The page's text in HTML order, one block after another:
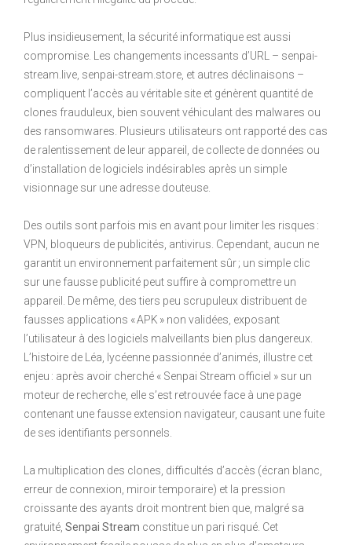
Plus insidieusement, la sécurité informatique est aussi
compromise. Les changements incessants d’URL – senpai-
stream.live, senpai-stream.store, et autres déclinaisons –
compliquent l’accès au véritable site et génèrent quantité de
clones frauduleux, bien souvent véhiculant des malwares ou
des ransomwares. Plusieurs utilisateurs ont rapporté des cas
de ralentissement de leur appareil, de collecte de données ou
d’installation de logiciels indésirables après un simple
visionnage sur une adresse douteuse.
Des outils sont parfois mis en avant pour limiter les risques :
VPN, bloqueurs de publicités, antivirus. Cependant, aucun ne
garantit un environnement parfaitement sûr ; un simple clic
sur une fausse publicité peut suffire à compromettre un
appareil. De même, des tiers peu scrupuleux distribuent de
fausses applications « APK » non validées, exposant
l’utilisateur à des logiciels malveillants bien plus dangereux.
L’histoire de Léa, lycéenne passionnée d’animés, illustre cet
enjeu : après avoir cherché « Senpai Stream officiel » sur un
moteur de recherche, elle s’est retrouvée face à une page
contenant une fausse extension navigateur, causant une fuite
de ses identifiants personnels.
La multiplication des clones, difficultés d’accès (écran blanc,
erreur de connexion, miroir temporaire) et la pression
croissante des ayants droit montrent bien que, malgré sa
gratuité, Senpai Stream constitue un pari risqué. Cet